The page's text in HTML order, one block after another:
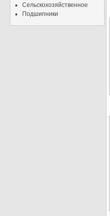
Сельскохозяйственное
Подшипники